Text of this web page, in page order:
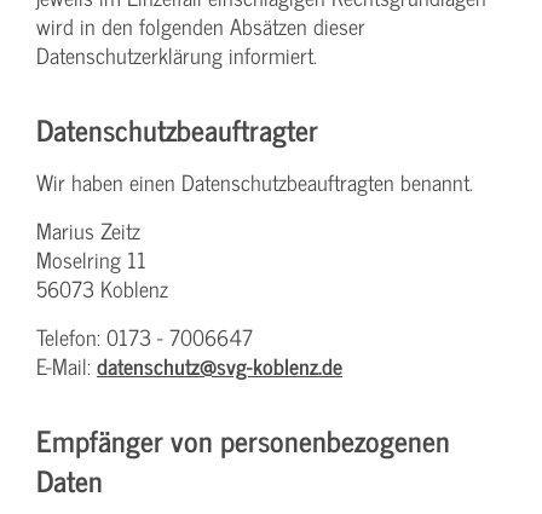
wird in den folgenden Absätzen dieser
Datenschutzerklärung informiert.
Datenschutz­beauftragter
Wir haben einen Datenschutzbeauftragten benannt.
Marius Zeitz
Moselring 11
56073 Koblenz
Telefon: 0173 - 7006647
E-Mail: datenschutz@svg-koblenz.de
Empfänger von personenbezogenen
Daten